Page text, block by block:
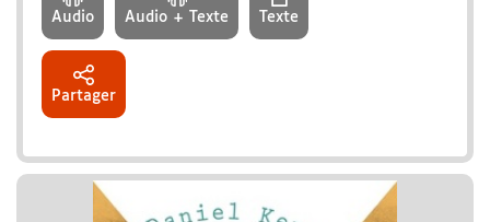
Audio Audio + Texte Texte
Partager